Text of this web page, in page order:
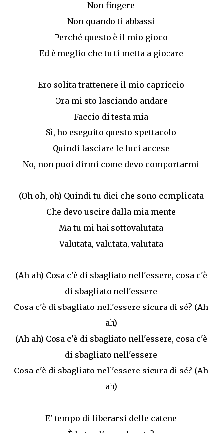
Non fingere
Non quando ti abbassi
Perché questo è il mio gioco
Ed è meglio che tu ti metta a giocare
Ero solita trattenere il mio capriccio
Ora mi sto lasciando andare
Faccio di testa mia
Sì, ho eseguito questo spettacolo
Quindi lasciare le luci accese
No, non puoi dirmi come devo comportarmi
(Oh oh, oh) Quindi tu dici che sono complicata
Che devo uscire dalla mia mente
Ma tu mi hai sottovalutata
Valutata, valutata, valutata
(Ah ah) Cosa c'è di sbagliato nell'essere, cosa c'è
di sbagliato nell'essere
Cosa c'è di sbagliato nell'essere sicura di sé? (Ah
ah)
(Ah ah) Cosa c'è di sbagliato nell'essere, cosa c'è
di sbagliato nell'essere
Cosa c'è di sbagliato nell'essere sicura di sé? (Ah
ah)
E' tempo di liberarsi delle catene